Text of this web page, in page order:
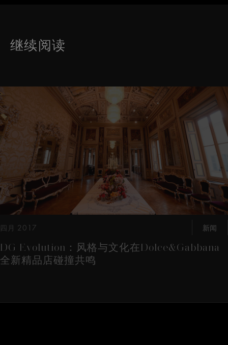
继续阅读
这是带有可以左右移动幻灯片 的轮播图。有些图片有放大
四月 2017 新闻
DG Evolution：风格与文化在Dolce&Gabbana
全新精品店碰撞共鸣